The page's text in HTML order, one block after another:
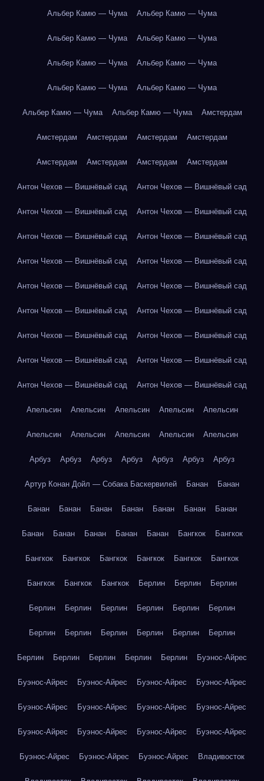
Альбер Камю — Чума Альбер Камю — Чума
Альбер Камю — Чума Альбер Камю — Чума
Альбер Камю — Чума Альбер Камю — Чума
Альбер Камю — Чума Альбер Камю — Чума
Альбер Камю — Чума Альбер Камю — Чума Амстердам
Амстердам Амстердам Амстердам Амстердам
Амстердам Амстердам Амстердам Амстердам
Антон Чехов — Вишнёвый сад Антон Чехов — Вишнёвый сад
Антон Чехов — Вишнёвый сад Антон Чехов — Вишнёвый сад
Антон Чехов — Вишнёвый сад Антон Чехов — Вишнёвый сад
Антон Чехов — Вишнёвый сад Антон Чехов — Вишнёвый сад
Антон Чехов — Вишнёвый сад Антон Чехов — Вишнёвый сад
Антон Чехов — Вишнёвый сад Антон Чехов — Вишнёвый сад
Антон Чехов — Вишнёвый сад Антон Чехов — Вишнёвый сад
Антон Чехов — Вишнёвый сад Антон Чехов — Вишнёвый сад
Антон Чехов — Вишнёвый сад Антон Чехов — Вишнёвый сад
Апельсин Апельсин Апельсин Апельсин Апельсин
Апельсин Апельсин Апельсин Апельсин Апельсин
Арбуз Арбуз Арбуз Арбуз Арбуз Арбуз Арбуз
Артур Конан Дойл — Собака Баскервилей Банан Банан
Банан Банан Банан Банан Банан Банан Банан
Банан Банан Банан Банан Банан Бангкок Бангкок
Бангкок Бангкок Бангкок Бангкок Бангкок Бангкок
Бангкок Бангкок Бангкок Берлин Берлин Берлин
Берлин Берлин Берлин Берлин Берлин Берлин
Берлин Берлин Берлин Берлин Берлин Берлин
Берлин Берлин Берлин Берлин Берлин Буэнос-Айрес
Буэнос-Айрес Буэнос-Айрес Буэнос-Айрес Буэнос-Айрес
Буэнос-Айрес Буэнос-Айрес Буэнос-Айрес Буэнос-Айрес
Буэнос-Айрес Буэнос-Айрес Буэнос-Айрес Буэнос-Айрес
Буэнос-Айрес Буэнос-Айрес Буэнос-Айрес Владивосток